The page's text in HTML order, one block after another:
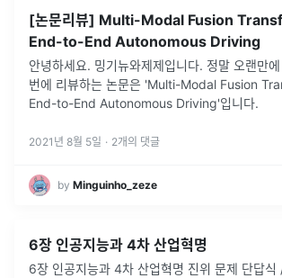
[논문리뷰] Multi-Modal Fusion
End-to-End Autonomous Driving
안녕하세요. 밍기뉴와제제입니다. 정말 오랜만에 돌아왔습니다. 이
번에 리뷰하는 논문은 'Multi-Modal Fusion
End-to-End Autonomous Driving'입니다.
2021년 8월 5일 · 2개의 댓글
by Minguinho_zeze
6장 인공지능과 4차 산업혁명
6장 인공지능과 4차 산업혁명 진위 문제 단답식